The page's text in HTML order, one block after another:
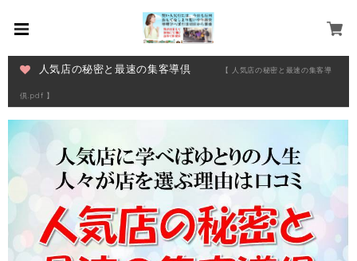
人気店の秘密と最速の集客導倶 【 人気店の秘密と最速の集客導
倶.pdf 】